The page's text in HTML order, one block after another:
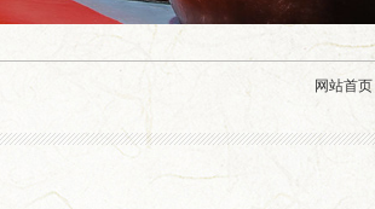
网站首页